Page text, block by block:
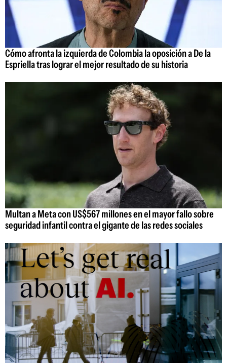
Cómo afronta la izquierda de Colombia la oposición a De la
Espriella tras lograr el mejor resultado de su historia
Multan a Meta con US$567 millones en el mayor fallo sobre
seguridad infantil contra el gigante de las redes sociales